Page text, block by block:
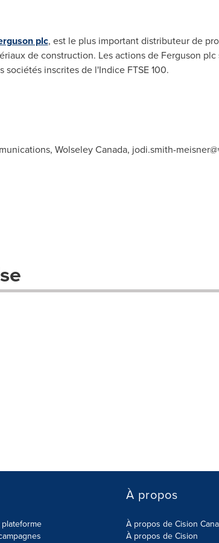
plc, est le plus important distributeur de
de construction. Les actions de Ferguson
sociétés inscrites de l'Indice FTSE 100.
Wolseley Canada, jodi.smith-
À propos
À propos de Cision
À propos de Cision